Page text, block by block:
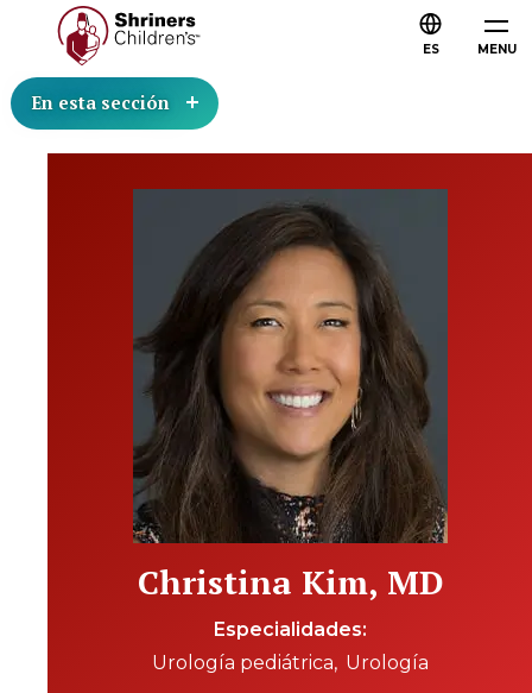
MENU
ES
En esta sección
Christina Kim, MD
Especialidades
Urología pediátrica
Urología